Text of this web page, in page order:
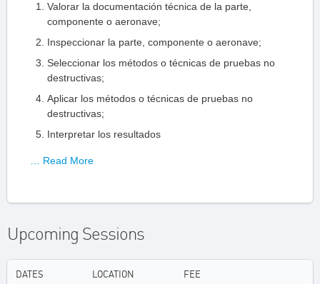
Valorar la documentación técnica de la parte,
componente o aeronave;
Inspeccionar la parte, componente o aeronave;
Seleccionar los métodos o técnicas de pruebas no
destructivas;
Aplicar los métodos o técnicas de pruebas no
destructivas;
Interpretar los resultados
… Read More
Upcoming Sessions
DATES LOCATION FEE